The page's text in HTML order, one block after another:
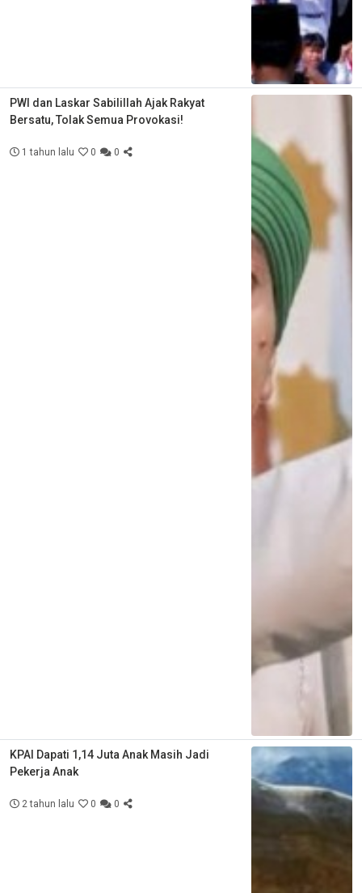
PWI dan Laskar Sabilillah Ajak Rakyat
Bersatu, Tolak Semua Provokasi!
1 tahun lalu 0 0
KPAI Dapati 1,14 Juta Anak Masih Jadi
Pekerja Anak
2 tahun lalu 0 0